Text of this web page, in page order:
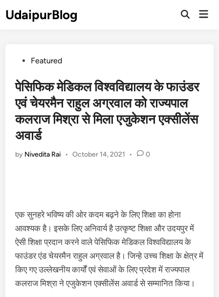
toUdaipurBlog
Open
PostedFeatured
पेसिफिक मेडिकल विश्वविद्यालय के फाउंडर
एवं चेयरमैन राहुल अग्रवाल को राज्यपाल
कलराज मिश्रा से मिला एजुकेशन एक्सीलेंस
अवार्ड
by Nivedita Rai • October 14, 2021 • 0
एक सुनहरे भविष्य की ओर कदम बढ़ने के लिए शिक्षा का होना
आवश्यक है। इसके लिए अनिवार्य है उत्कृष्ट शिक्षा और उदयपुर में
ऐसी शिक्षा प्रदान करने वाले पेसिफिक मेडिकल विश्वविद्यालय के
फाउंडर एंड चेयरमैन राहुल अग्रवाल है। जिन्हे उच्च शिक्षा के क्षेत्र में
किए गए उल्लेखनीय कार्यों एवं सेवाओं के लिए प्रदेश में राज्यपाल
कलराज मिश्रा ने एजुकेशन एक्सीलेंस अवार्ड से सम्मानित किया।